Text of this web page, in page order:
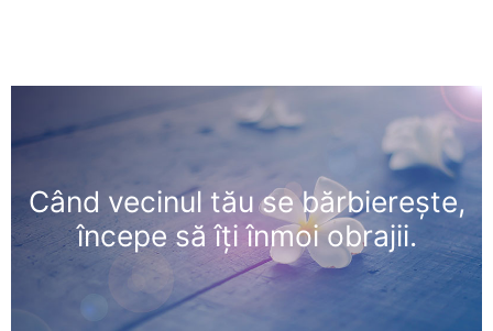
Când vecinul tău se bărbiereşte,
începe să îţi înmoi obrajii.